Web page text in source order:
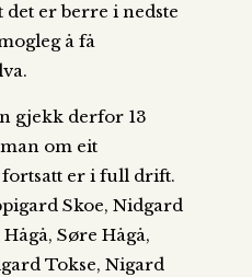
er berre i nedste
å få
gjekk derfor 13
om eit
er i full drift.
Skoe, Nidgard
Søre Hågå,
Tokse, Nigard